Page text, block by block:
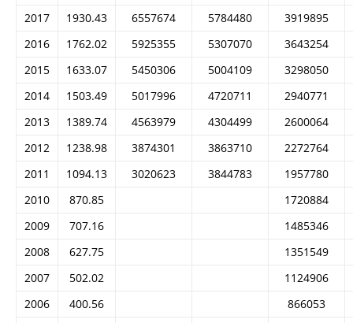
2017
1930.43 6557674 5784480
3919895
2016
1762.02 5925355 5307070
3643254
2015
1633.07 5450306 5004109
3298050
2014
1503.49 5017996 4720711
2940771
2013
1389.74 4563979 4304499
2600064
2012
1238.98 3874301 3863710
2272764
2011
1094.13 3020623 3844783
1957780
2010
870.85
1720884
2009
707.16
1485346
2008
627.75
1351549
2007
502.02
1124906
2006
400.56
866053